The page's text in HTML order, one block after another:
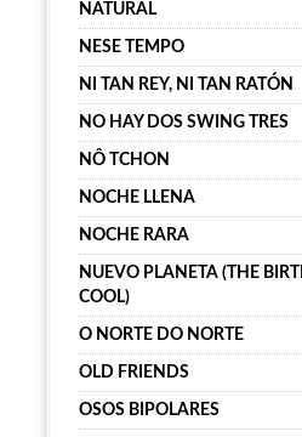
NATURAL
NESE TEMPO
NI TAN REY, NI TAN RATÓN
NO HAY DOS SWING TRES
NÔ TCHON
NOCHE LLENA
NOCHE RARA
NUEVO PLANETA (THE
COOL)
O NORTE DO NORTE
OLD FRIENDS
OSOS BIPOLARES